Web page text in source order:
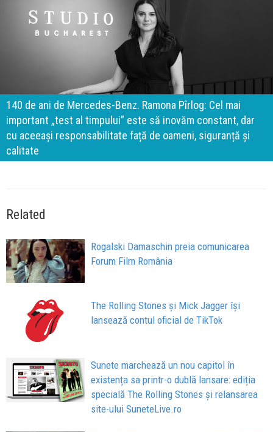
140 de ani de Mercedes-Benz. Ramona Pîrlog: Cel mai
important „test al timpului” este să inovăm constant, dar
cu aceeași responsabilitate față de oameni, siguranță și
calitate
Related
Rogalski Damaschin preia comunicarea
Forum Film România
The Rolling Stones și Mick Jagger își
lansează contul oficial de TikTok
Sunete marchează un nou capitol în
existența sa printr-o dublă lansare: ediția
specială The Rolling Stones și relansarea
site-ului SuneteLive.ro